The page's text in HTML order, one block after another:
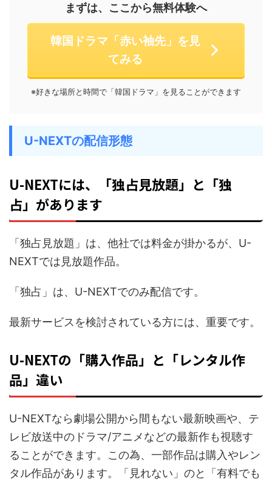
まずは、ここから無料体験へ
韓国ドラマ「赤い袖先」を見
てみる
※好きな場所と時間で「韓国ドラマ」を見ることができます
U-NEXTの配信形態
U-NEXTには、「独占見放題」と「独
占」があります
「 独占 見放題」は、他社では料金が掛かるが、U-
NEXTでは見放題作品。
「独占」は、U-NEXTでのみ配信です。
最新サービスを検討されている方には、重要です。
U-NEXTの「購入作品」と「レンタル作
品」違い
U-NEXTなら劇場公開から間もない最新映画や、テ
レビ放送中のドラマ/アニメなどの最新作も視聴す
ることができます。この為、一部作品は購入やレン
タル作品があります。「見れない」のと「有料でも